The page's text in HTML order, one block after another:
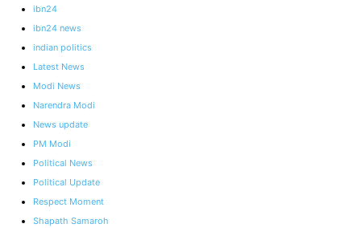
ibn24
ibn24 news
indian politics
Latest News
Modi News
Narendra Modi
News update
PM Modi
Political News
Political Update
Respect Moment
Shapath Samaroh